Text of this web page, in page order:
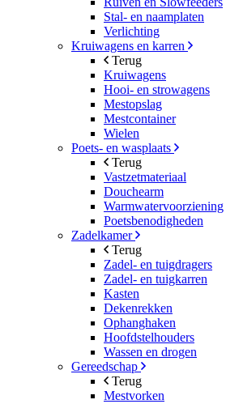
Stal- en naamplaten
Verlichting
Kruiwagens en karren
Terug
Kruiwagens
Hooi- en strowagens
Mestopslag
Mestcontainer
Wielen
Poets- en wasplaats
Terug
Vastzetmateriaal
Douchearm
Warmwatervoorziening
Poetsbenodigheden
Zadelkamer
Terug
Zadel- en tuigdragers
Zadel- en tuigkarren
Kasten
Dekenrekken
Ophanghaken
Hoofdstelhouders
Wassen en drogen
Gereedschap
Terug
Mestvorken